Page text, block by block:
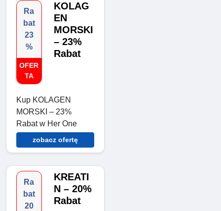
Ra
bat
23
%
OFER
TA
KOLAG
EN
MORSKI
– 23%
Rabat
Kup KOLAGEN
MORSKI – 23%
Rabat w Her One
zobacz ofertę
Ra
bat
20
KREATI
N – 20%
Rabat